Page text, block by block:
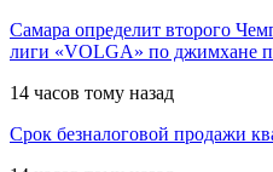
Самара определит второго
лиги «VOLGA» по джимхане
14 часов тому назад
Срок безналоговой продажи